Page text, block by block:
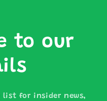
to our
list for insider news,